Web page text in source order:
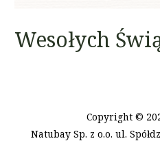
Wesołych
Copyright ©
Natubay Sp. z o.o. ul.